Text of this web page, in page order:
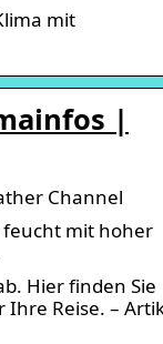
mit
|
Channel
mit hoher
Hier finden Sie
Reise. –